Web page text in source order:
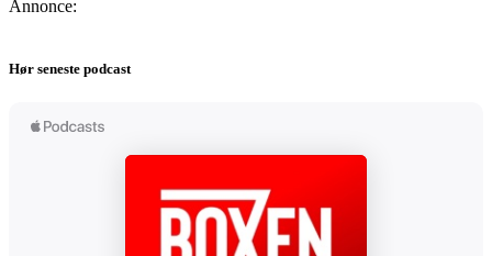
Annonce:
Hør seneste podcast